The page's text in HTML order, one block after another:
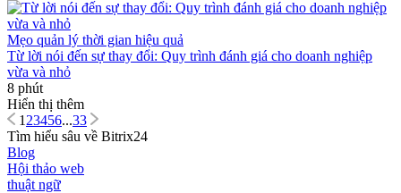
Mẹo quản lý thời gian hiệu quả
Từ lời nói đến sự thay đổi: Quy trình đánh giá cho doanh nghiệp
vừa và nhỏ
8 phút
Hiển thị thêm
1 23456...33
Tìm hiểu sâu về Bitrix24
Blog
Hội thảo web
thuật ngữ